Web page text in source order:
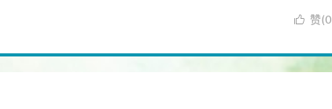
 赞(0